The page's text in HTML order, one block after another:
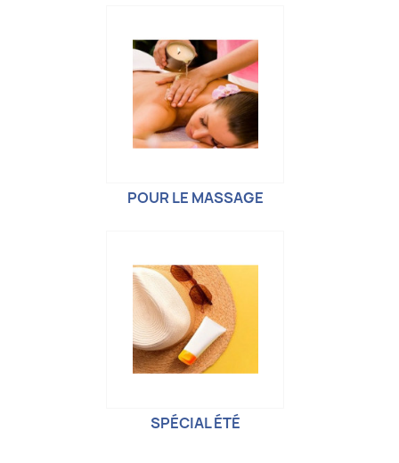
POUR LE MASSAGE
SPÉCIAL ÉTÉ